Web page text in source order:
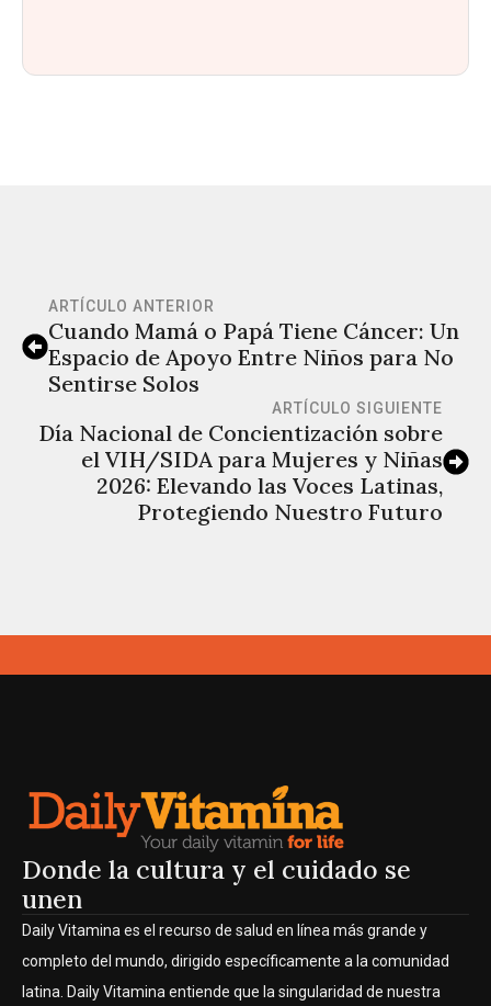
ARTÍCULO ANTERIOR
Cuando Mamá o Papá Tiene Cáncer: Un
Espacio de Apoyo Entre Niños para No
Sentirse Solos
ARTÍCULO SIGUIENTE
Día Nacional de Concientización sobre
el VIH/SIDA para Mujeres y Niñas
2026: Elevando las Voces Latinas,
Protegiendo Nuestro Futuro
Donde la cultura y el cuidado se
unen
Daily Vitamina es el recurso de salud en línea más grande y
completo del mundo, dirigido específicamente a la comunidad
latina. Daily Vitamina entiende que la singularidad de nuestra